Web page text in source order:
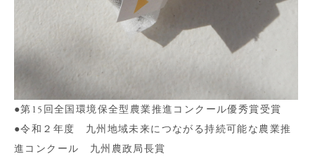
●第15回全国環境保全型農業推進コンクール優秀賞受賞
●令和２年度 九州地域未来につながる持続可能な農業推
進コンクール 九州農政局長賞